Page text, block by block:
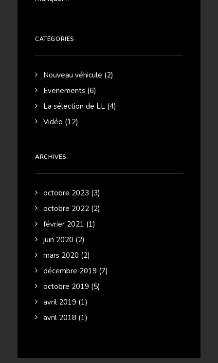
CATÉGORIES
Nouveau véhicule (2)
Evenements (6)
La sélection de LL (4)
Vidéo (12)
ARCHIVES
octobre 2023 (3)
octobre 2022 (2)
février 2021 (1)
juin 2020 (2)
mars 2020 (2)
décembre 2019 (7)
octobre 2019 (5)
avril 2019 (1)
avril 2018 (1)